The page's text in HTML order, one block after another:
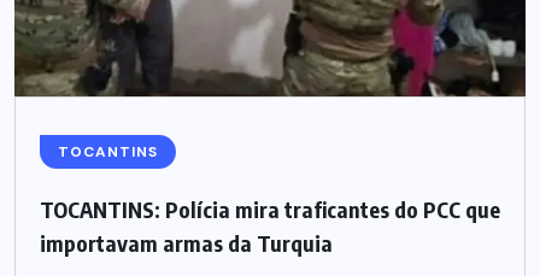
TOCANTINS
TOCANTINS: Polícia mira traficantes do PCC que
importavam armas da Turquia